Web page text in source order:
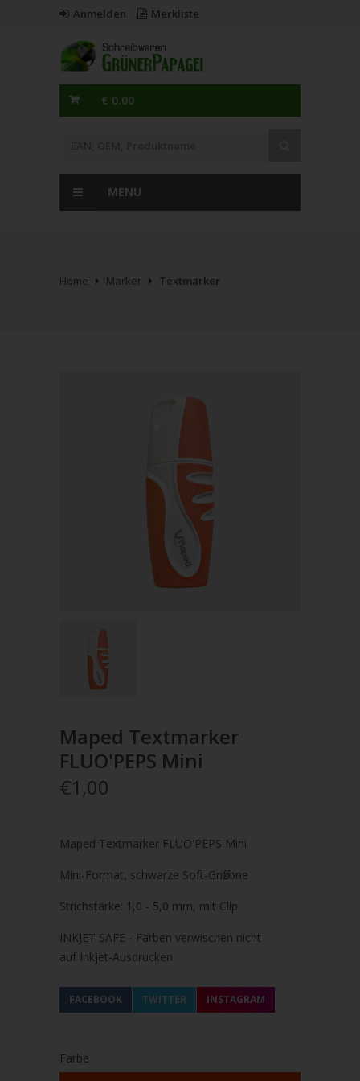
Anmelden Merkliste
€ 0.00
MENU
Home Marker Textmarker
Maped Textmarker
FLUO'PEPS Mini
€1,00
Maped Textmarker FLUO'PEPS Mini
Mini-Format, schwarze Soft-Griffzone
Strichstärke: 1,0 - 5,0 mm, mit Clip
INKJET SAFE - Farben verwischen nicht
auf Inkjet-Ausdrucken
FACEBOOK TWITTER INSTAGRAM
Farbe